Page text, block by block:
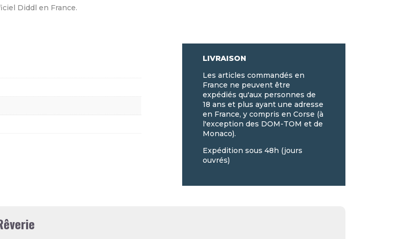
Diddl en France.
LIVRAISON
Les articles commandés en
France ne peuvent être
expédiés qu'aux personnes de
18 ans et plus ayant une adresse
en France, y compris en Corse (à
l'exception des DOM-TOM et de
Monaco).
Expédition sous 48h (jours
ouvrés)